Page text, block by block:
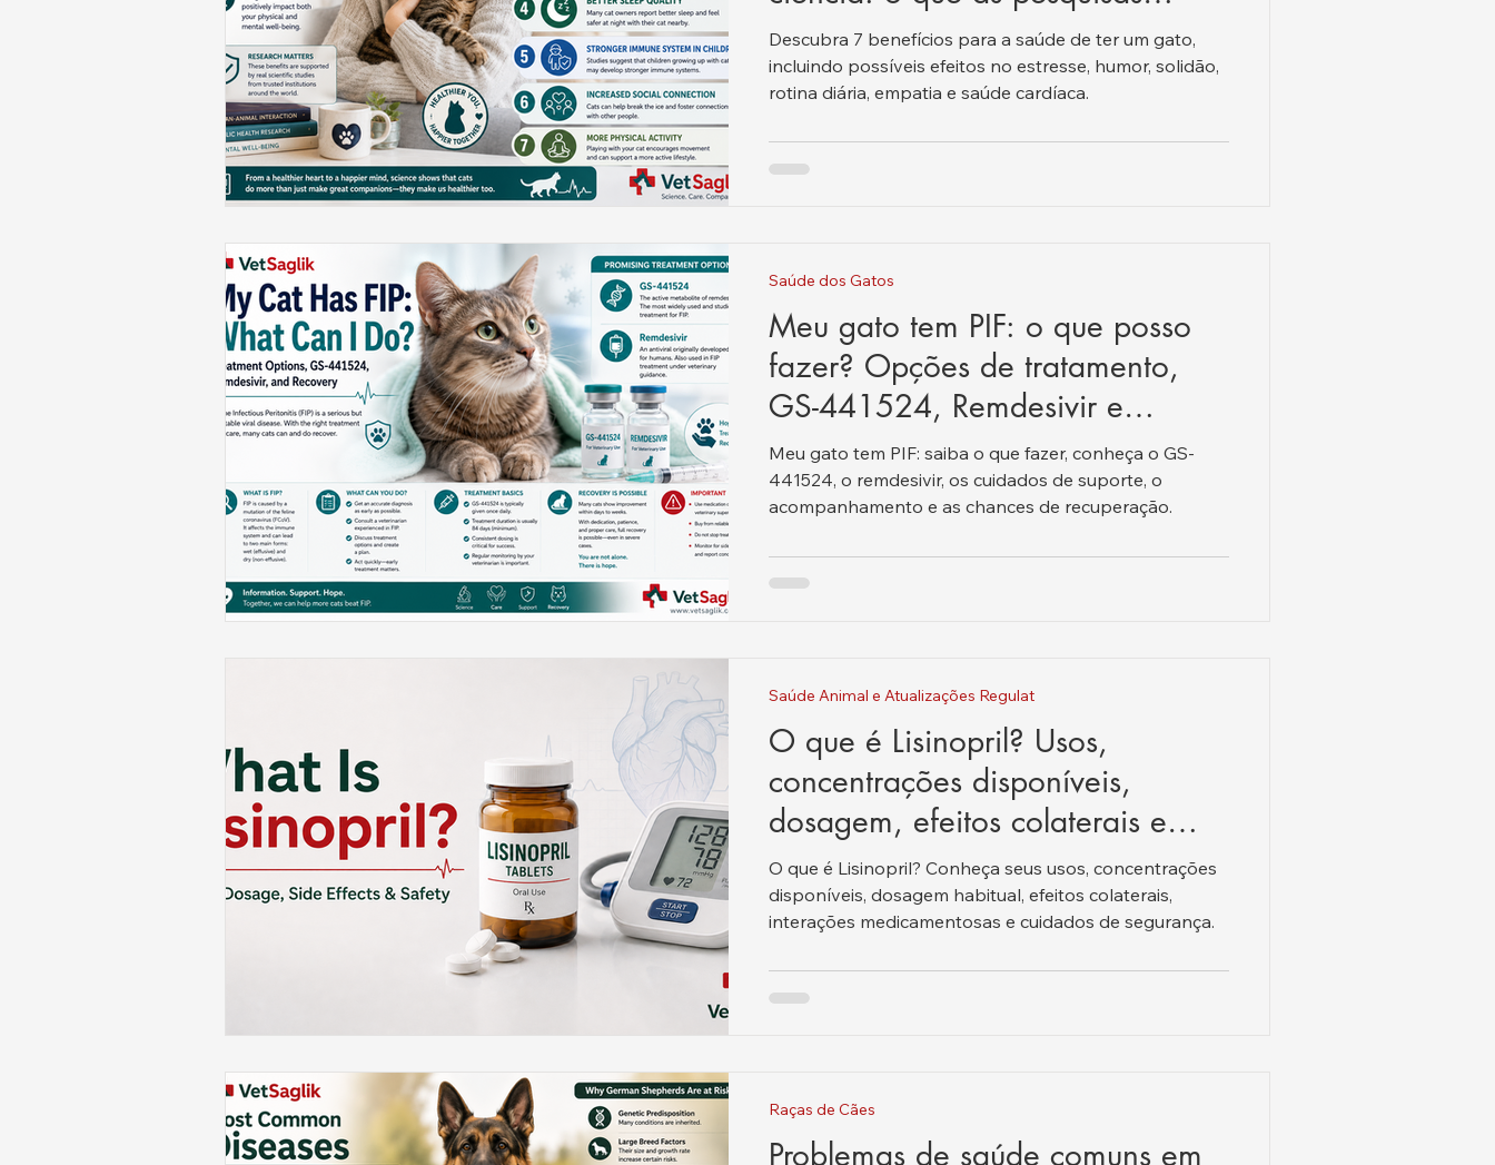
realmente dizem.
Descubra 7 benefícios para a saúde de ter um gato,
incluindo possíveis efeitos no estresse, humor, solidão,
rotina diária, empatia e saúde cardíaca.
Meu gato tem PIF: o que posso
fazer? Opções de tratamento,
GS-441524, Remdesivir e
recuperação.
Meu gato tem PIF: saiba o que fazer, conheça o GS-
441524, o remdesivir, os cuidados de suporte, o
acompanhamento e as chances de recuperação.
Saúde dos Gatos
O que é Lisinopril? Usos,
concentrações disponíveis,
dosagem, efeitos colaterais e
segurança.
O que é Lisinopril? Conheça seus usos, concentrações
disponíveis, dosagem habitual, efeitos colaterais,
interações medicamentosas e cuidados de segurança.
Saúde Animal e Atualizações Regulat
Problemas de saúde comuns em
Raças de Cães